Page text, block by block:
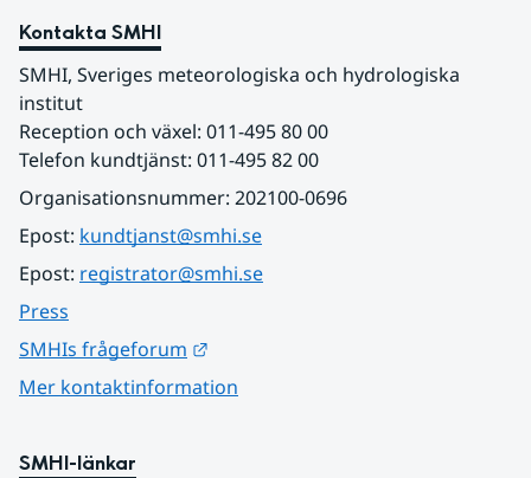
Kontakta SMHI
SMHI, Sveriges meteorologiska och hydrologiska
institut
Reception och växel: 011-495 80 00
Telefon kundtjänst: 011-495 82 00
Organisationsnummer: 202100-0696
Epost: kundtjanst@smhi.se
Epost: registrator@smhi.se
Press
SMHIs frågeforum
Mer kontaktinformation
SMHI-länkar